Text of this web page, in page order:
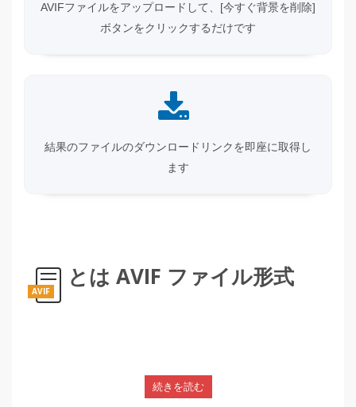
AVIFファイルをアップロードして、[今すぐ背景を削除]
ボタンをクリックするだけです
結果のファイルのダウンロードリンクを即座に取得し
ます
AVIF
とは AVIF ファイル形式
続きを読む